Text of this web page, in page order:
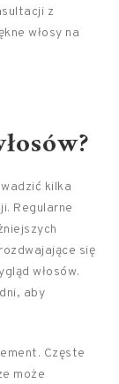
z
włosy na
kilka
Regularne
się
włosów.
aby
Częste
może